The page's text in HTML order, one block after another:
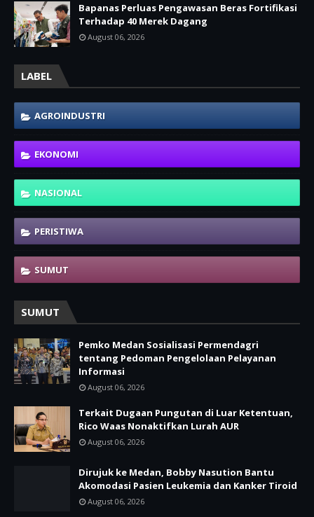
Bapanas Perluas Pengawasan Beras Fortifikasi
Terhadap 40 Merek Dagang
August 06, 2026
LABEL
AGROINDUSTRI
EKONOMI
NASIONAL
PERISTIWA
SUMUT
SUMUT
Pemko Medan Sosialisasi Permendagri
tentang Pedoman Pengelolaan Pelayanan
Informasi
August 06, 2026
Terkait Dugaan Pungutan di Luar Ketentuan,
Rico Waas Nonaktifkan Lurah AUR
August 06, 2026
Dirujuk ke Medan, Bobby Nasution Bantu
Akomodasi Pasien Leukemia dan Kanker Tiroid
August 06, 2026